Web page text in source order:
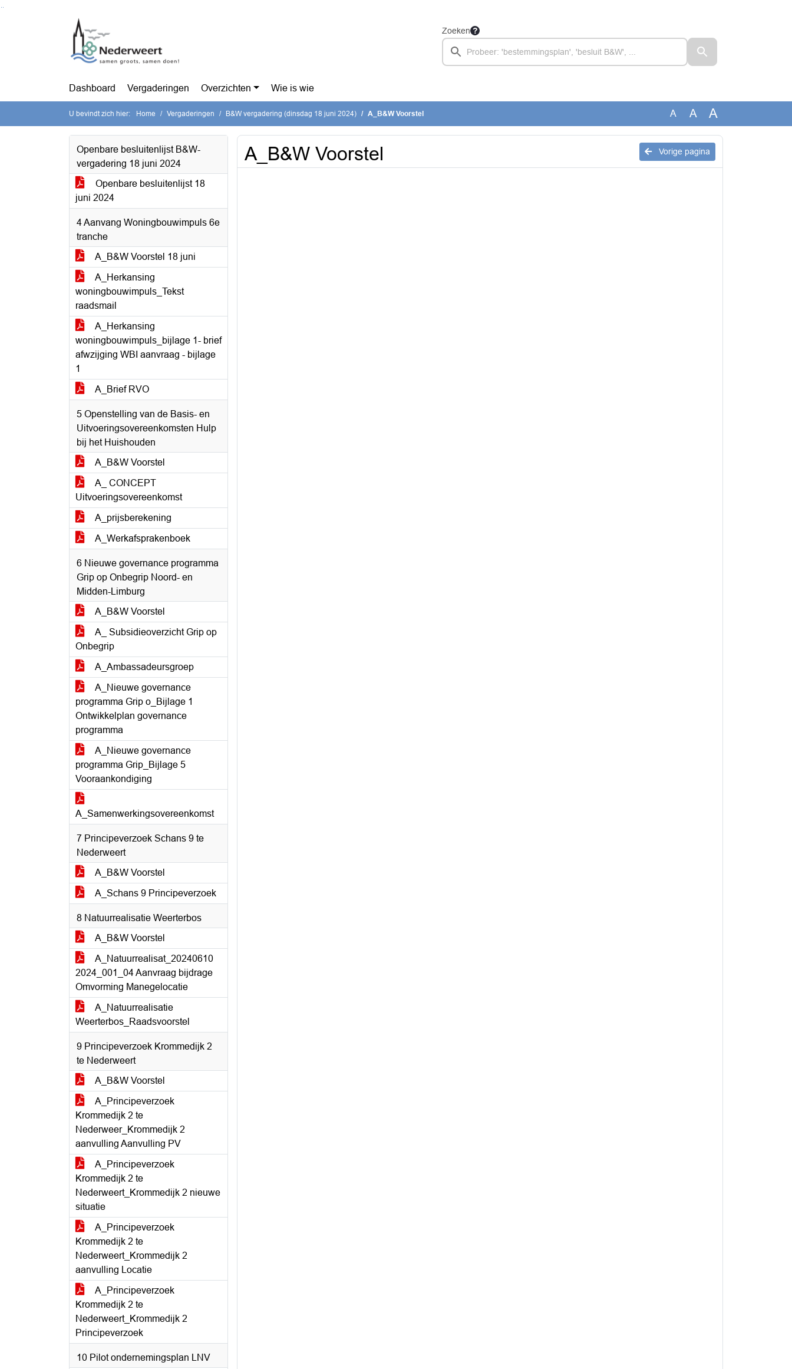
Zoeken
Dashboard Vergaderingen Overzichten Wie is wie
U bevindt zich hier: Home Vergaderingen B&W vergadering (dinsdag 18 juni 2024) A_B&W Voorstel A A A
Openbare besluitenlijst B&W-
vergadering 18 juni 2024
Openbare besluitenlijst 18
juni 2024
4 Aanvang Woningbouwimpuls 6e
tranche
A_B&W Voorstel 18 juni
A_Herkansing
woningbouwimpuls_Tekst
raadsmail
A_Herkansing
woningbouwimpuls_bijlage 1- brief
afwzijging WBI aanvraag - bijlage
1
A_Brief RVO
5 Openstelling van de Basis- en
Uitvoeringsovereenkomsten Hulp
bij het Huishouden
A_B&W Voorstel
A_ CONCEPT
Uitvoeringsovereenkomst
A_prijsberekening
A_Werkafsprakenboek
6 Nieuwe governance programma
Grip op Onbegrip Noord- en
Midden-Limburg
A_B&W Voorstel
A_ Subsidieoverzicht Grip op
Onbegrip
A_Ambassadeursgroep
A_Nieuwe governance
programma Grip o_Bijlage 1
Ontwikkelplan governance
programma
A_Nieuwe governance
programma Grip_Bijlage 5
Vooraankondiging
A_Samenwerkingsovereenkomst
7 Principeverzoek Schans 9 te
Nederweert
A_B&W Voorstel
A_Schans 9 Principeverzoek
8 Natuurrealisatie Weerterbos
A_B&W Voorstel
A_Natuurrealisat_20240610
2024_001_04 Aanvraag bijdrage
Omvorming Manegelocatie
A_Natuurrealisatie
Weerterbos_Raadsvoorstel
9 Principeverzoek Krommedijk 2
te Nederweert
A_B&W Voorstel
A_Principeverzoek
Krommedijk 2 te
Nederweer_Krommedijk 2
aanvulling Aanvulling PV
A_Principeverzoek
Krommedijk 2 te
Nederweert_Krommedijk 2 nieuwe
situatie
A_Principeverzoek
Krommedijk 2 te
Nederweert_Krommedijk 2
aanvulling Locatie
A_Principeverzoek
Krommedijk 2 te
Nederweert_Krommedijk 2
Principeverzoek
10 Pilot ondernemingsplan LNV
Vorige pagina
A_B&W Voorstel